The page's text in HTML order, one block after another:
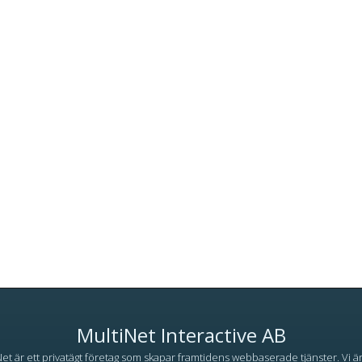
MultiNet Interactive AB
är ett privatägt företag som skapar framtidens webbaserade tjänster. Vi